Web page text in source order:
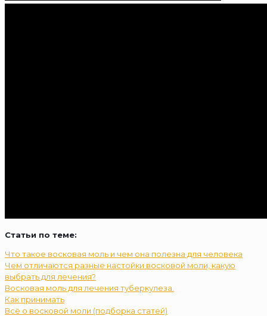
Статьи по теме:
Что такое восковая моль и чем она полезна для человека
Чем отличаются разные настойки восковой моли, какую
выбрать для лечения?
Восковая моль для лечения туберкулеза.
Как принимать
Всё о восковой моли (подборка статей)